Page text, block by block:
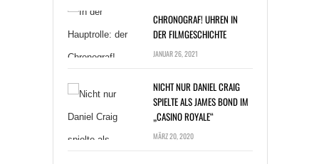
JANUAR 26, 2021
„CASINO ROYALE“
MÄRZ 20, 2020